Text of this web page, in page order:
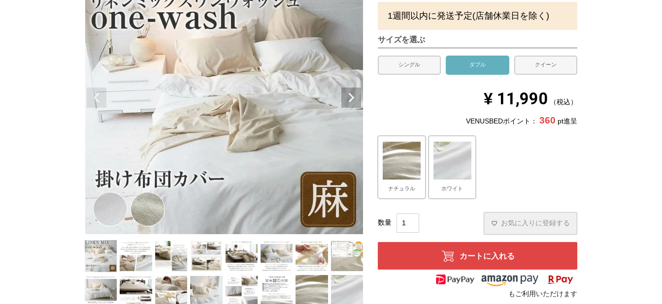
1週間以内に発送予定(店舗休業日を除く)
サイズを選ぶ
シングル ダブル クイーン
¥ 11,990 税込
VENUSBEDポイント： 360 pt進呈
ナチュラル ホワイト
お気に入りに登録する
カートに入れる
もご利用いただけます